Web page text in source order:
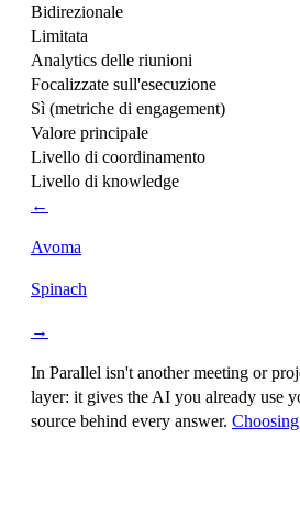
Bidirezionale
Limitata
Analytics delle riunioni
Focalizzate sull'esecuzione
Sì (metriche di engagement)
Valore principale
Livello di coordinamento
Livello di knowledge
←
Avoma
Spinach
→
In Parallel isn't another meeting or
layer: it gives the AI you already use
source behind every answer.